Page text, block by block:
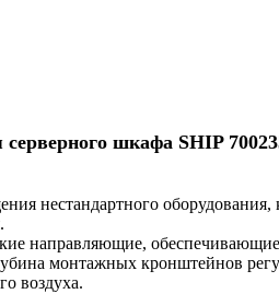
шкафа SHIP
нестандартного
направляющие,
монтажных кронштейнов
воздуха.